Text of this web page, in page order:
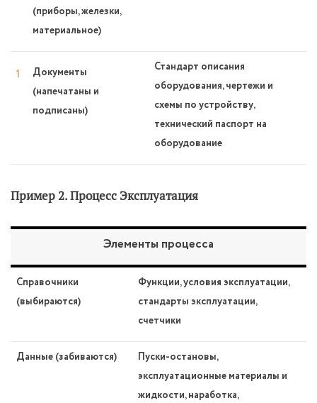
(приборы, железки,
материальное)
Документы
(напечатаны и
подписаны)
Стандарт описания
оборудования, чертежи и
схемы по устройству,
технический паспорт на
оборудование
Пример 2. Процесс Эксплуатация
Элементы процесса
Справочники
(выбираются)
Функции, условия эксплуатации,
стандарты эксплуатации,
счетчики
Данные (забиваются)
Пуски-остановы,
эксплуатационные материалы и
жидкости, наработка,